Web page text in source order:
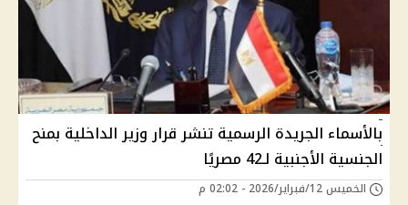
بالأسماء الجريدة الرسمية تنشر قرار وزير الداخلية بمنح
الجنسية الأجنبية لـ42 مصريًا
الخميس 12/فبراير/2026 - 02:02 م